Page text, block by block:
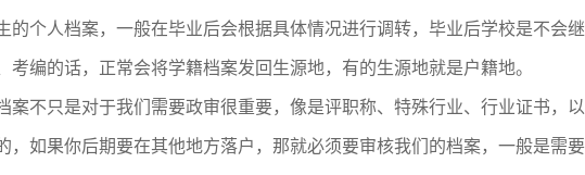
的个人档案，一般在毕业后会根据具体情况进行调转，毕业后学校是不会
考编的话，正常会将学籍档案发回生源地，有的生源地就是户籍地。
案不只是对于我们需要政审很重要，像是评职称、特殊行业、行业证书，
，如果你后期要在其他地方落户，那就必须要审核我们的档案，一般是需